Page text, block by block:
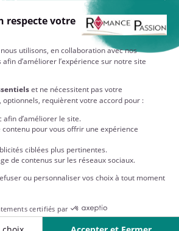
?
des Editions Harlequin : retrouvez sur
vos romances et collections préférées
format papier !